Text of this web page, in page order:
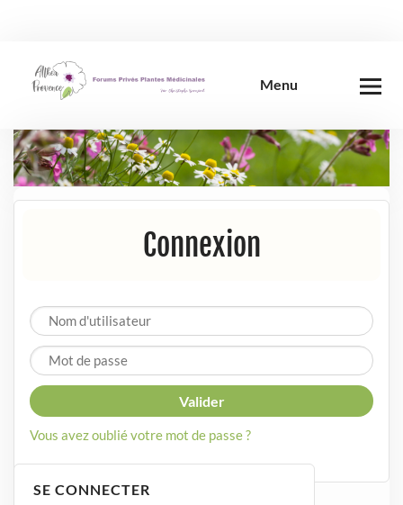
content
Menu
Connexion
Vous avez oublié votre mot de passe ?
SE CONNECTER